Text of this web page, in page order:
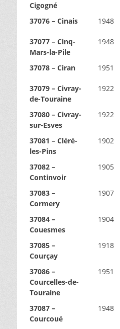
Cigogné
37076 – Cinais 1948
37077 – Cinq-
Mars-la-Pile
1948
37078 – Ciran 1951
37079 – Civray-
de-Touraine
1922
37080 – Civray-
sur-Esves
1922
37081 – Cléré-
les-Pins
1902
37082 –
Continvoir
1905
37083 –
Cormery
1907
37084 –
Couesmes
1904
37085 –
Courçay
1918
37086 –
Courcelles-de-
Touraine
1951
37087 –
Courcoué
1948